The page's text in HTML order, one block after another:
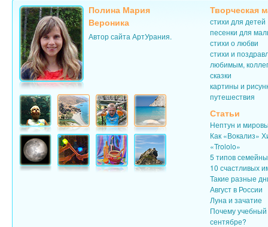
Полина Мария
Вероника
Автор сайта АртУрания.
Творческая
стихи для детей
песенки для
стихи о любви
стихи и
любимым,
сказки
картины и
путешествия
Статьи
Нептун и
Как «Вокализ»
«Trololo»
5 типов
10 счастливых
Такие разные
Август в России
Луна и зачатие
Почему учебный
сентябре?